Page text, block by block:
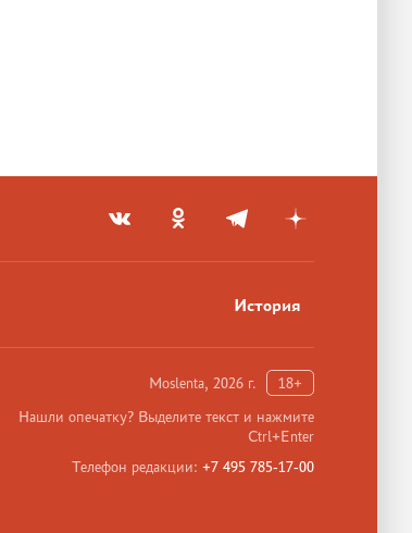
История
Moslenta, 2026 г.
18+
Нашли опечатку? Выделите текст и нажмите
Ctrl+Enter
Телефон редакции: +7 495 785-17-00